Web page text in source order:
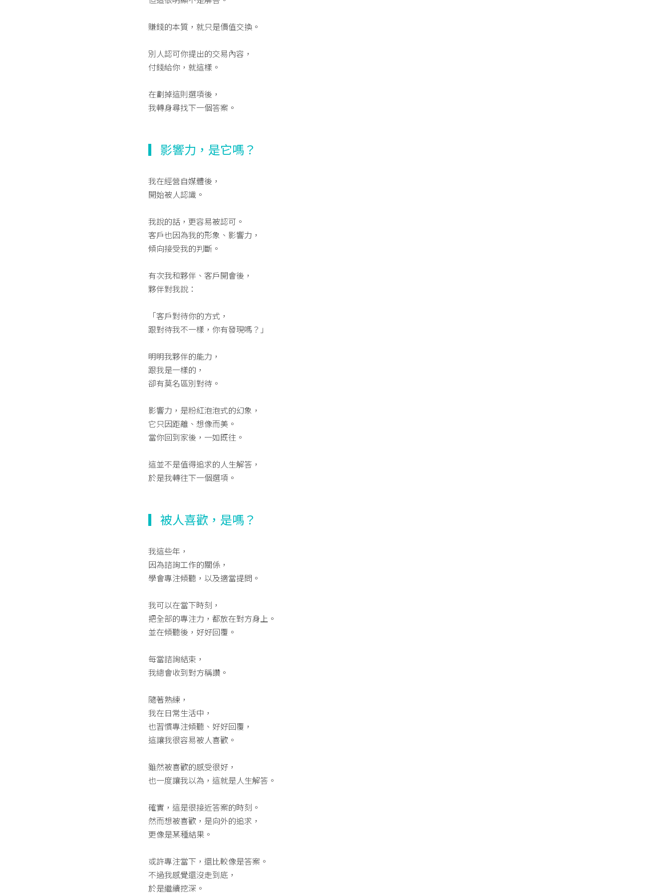
賺錢的本質，就只是價值交換。
別人認可你提出的交易內容，
付錢給你，就這樣。
在劃掉這則選項後，
我轉身尋找下一個答案。
▎影響力，是它嗎？
我在經營自媒體後，
開始被人認識。
我說的話，更容易被認可。
客戶也因為我的形象、影響力，
傾向接受我的判斷。
有次我和夥伴、客戶開會後，
夥伴對我說：
「客戶對待你的方式，
跟對待我不一樣，你有發現嗎？」
明明我夥伴的能力，
跟我是一樣的，
卻有莫名區別對待。
影響力，是粉紅泡泡式的幻象，
它只因距離、想像而美。
當你回到家後，一如既往。
這並不是值得追求的人生解答，
於是我轉往下一個選項。
▎被人喜歡，是嗎？
我這些年，
因為諮詢工作的關係，
學會專注傾聽，以及適當提問。
我可以在當下時刻，
把全部的專注力，都放在對方身上。
並在傾聽後，好好回覆。
每當諮詢結束，
我總會收到對方稱讚。
隨著熟練，
我在日常生活中，
也習慣專注傾聽、好好回覆，
這讓我很容易被人喜歡。
雖然被喜歡的感受很好，
也一度讓我以為，這就是人生解答。
確實，這是很接近答案的時刻。
然而想被喜歡，是向外的追求，
更像是某種結果。
或許專注當下，還比較像是答案。
不過我感覺還沒走到底，
於是繼續挖深。